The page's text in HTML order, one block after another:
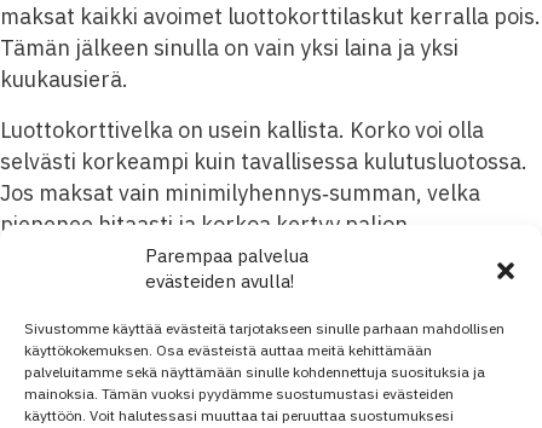
Parempaa palvelua
evästeiden avulla!
Sivustomme käyttää evästeitä tarjotakseen sinulle parhaan mahdollisen
käyttökokemuksen. Osa evästeistä auttaa meitä kehittämään
palveluitamme sekä näyttämään sinulle kohdennettuja suosituksia ja
mainoksia. Tämän vuoksi pyydämme suostumustasi evästeiden
käyttöön. Voit halutessasi muuttaa tai peruuttaa suostumuksesi
maksat kaikki avoimet luottokorttilaskut kerralla pois.
Tämän jälkeen sinulla on vain yksi laina ja yksi
kuukausierä.
Luottokorttivelka on usein kallista. Korko voi olla
selvästi korkeampi kuin tavallisessa kulutusluotossa.
Jos maksat vain minimilyhennys‑summan, velka
pienenee hitaasti ja korkoa kertyy paljon.
Korttivelkojen yhdistäminen voi tuoda sinulle kolme
Yksi kuukausierä useiden sijaan
Mahdollisesti matalampi korko
Selkeä takaisinmaksuaikataulu